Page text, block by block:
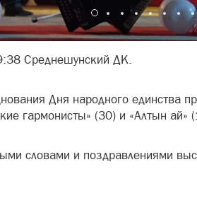
Среднешунский ДК.
Дня народного единства
гармонисты» (30) и «Алтын ай»
словами и поздравлениями